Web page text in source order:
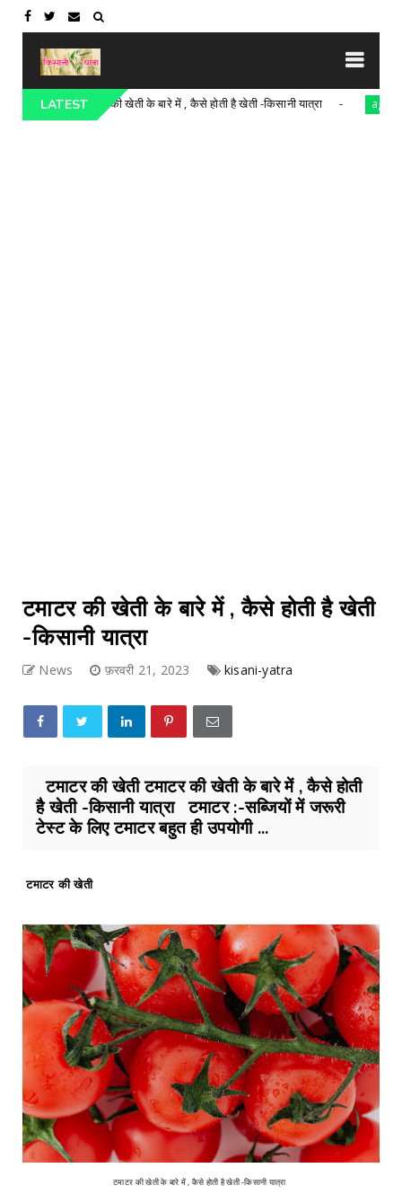
LATESTटमाटर की खेती के बारे में , कैसे होती है खेती -किसानी यात्रा
टमाटर की खेती के बारे में , कैसे होती है खेती
-किसानी यात्रा
News फ़रवरी 21, 2023 kisani-yatra
टमाटर की खेती टमाटर की खेती के बारे में , कैसे होती
है खेती -किसानी यात्रा टमाटर :-सब्जियों में जरूरी
टेस्ट के लिए टमाटर बहुत ही उपयोगी ...
टमाटर की खेती
टमाटर की खेती के बारे में , कैसे होती है खेती -किसानी यात्रा